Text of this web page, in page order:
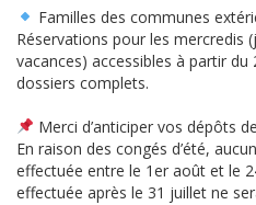
Familles des communes
Réservations pour les mercredis
vacances) accessibles à partir
dossiers complets.
Merci d’anticiper vos dépôts
En raison des congés d’été,
effectuée entre le 1er août et le
effectuée après le 31 juillet ne